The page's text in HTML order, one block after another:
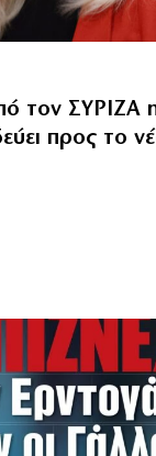
τον ΣΥΡΙΖΑ
προς το